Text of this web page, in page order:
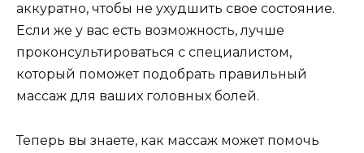
аккуратно, чтобы не ухудшить свое состояние.
Если же у вас есть возможность, лучше
проконсультироваться с специалистом,
который поможет подобрать правильный
массаж для ваших головных болей.
Теперь вы знаете, как массаж может помочь